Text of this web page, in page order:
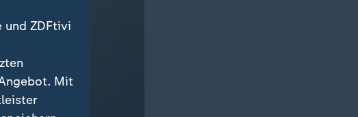
und ZDFtivi
Mit